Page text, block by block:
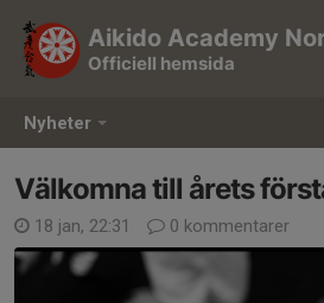
Nyheter
Aikido Academy
Officiell hemsida
Välkomna till årets
18 jan, 22:31 0 kommentarer